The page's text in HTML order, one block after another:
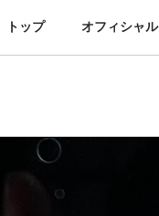
トップ オフィシャル